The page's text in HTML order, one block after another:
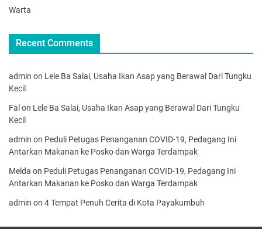
Warta
Recent Comments
admin on Lele Ba Salai, Usaha Ikan Asap yang Berawal Dari Tungku
Kecil
Fal on Lele Ba Salai, Usaha Ikan Asap yang Berawal Dari Tungku
Kecil
admin on Peduli Petugas Penanganan COVID-19, Pedagang Ini
Antarkan Makanan ke Posko dan Warga Terdampak
Melda on Peduli Petugas Penanganan COVID-19, Pedagang Ini
Antarkan Makanan ke Posko dan Warga Terdampak
admin on 4 Tempat Penuh Cerita di Kota Payakumbuh